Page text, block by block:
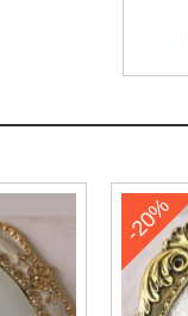
-20%